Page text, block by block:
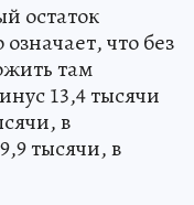
остаток
что без
там
13,4 тысячи
в
тысячи, в